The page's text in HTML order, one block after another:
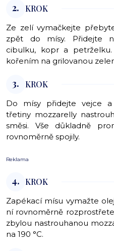
2. KROK
Ze zelí vymačkejte
zpět do mísy. Přidejte
cibulku, kopr a
kořením na grilovanou
3. KROK
Do mísy přidejte vejce a
třetiny mozzarelly
směsi. Vše důkladně
rovnoměrně spojily.
Reklama
4. KROK
Zapékací mísu vymažte
ní rovnoměrně
zbylou nastrouhanou
na 190 °C.